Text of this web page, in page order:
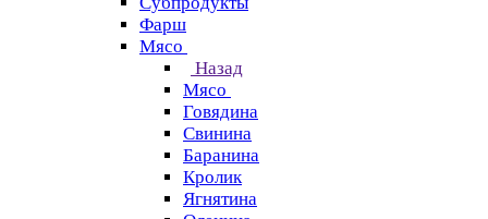
Фарш
Мясо
Назад
Мясо
Говядина
Свинина
Баранина
Кролик
Ягнятина